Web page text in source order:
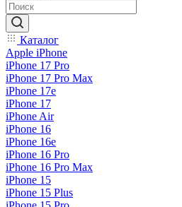
Каталог
Apple iPhone
iPhone 17 Pro
iPhone 17 Pro Max
iPhone 17e
iPhone 17
iPhone Air
iPhone 16
iPhone 16e
iPhone 16 Pro
iPhone 16 Pro Max
iPhone 15
iPhone 15 Plus